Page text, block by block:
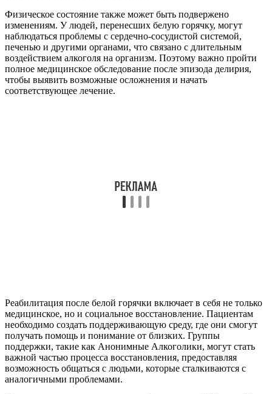
Физическое состояние также может быть подвержено
изменениям. У людей, перенесших белую горячку, могут
наблюдаться проблемы с сердечно-сосудистой системой,
печенью и другими органами, что связано с длительным
воздействием алкоголя на организм. Поэтому важно пройти
полное медицинское обследование после эпизода делирия,
чтобы выявить возможные осложнения и начать
соответствующее лечение.
Реабилитация после белой горячки включает в себя не только
медицинское, но и социальное восстановление. Пациентам
необходимо создать поддерживающую среду, где они смогут
получать помощь и понимание от близких. Группы
поддержки, такие как Анонимные Алкоголики, могут стать
важной частью процесса восстановления, предоставляя
возможность общаться с людьми, которые сталкиваются с
аналогичными проблемами.